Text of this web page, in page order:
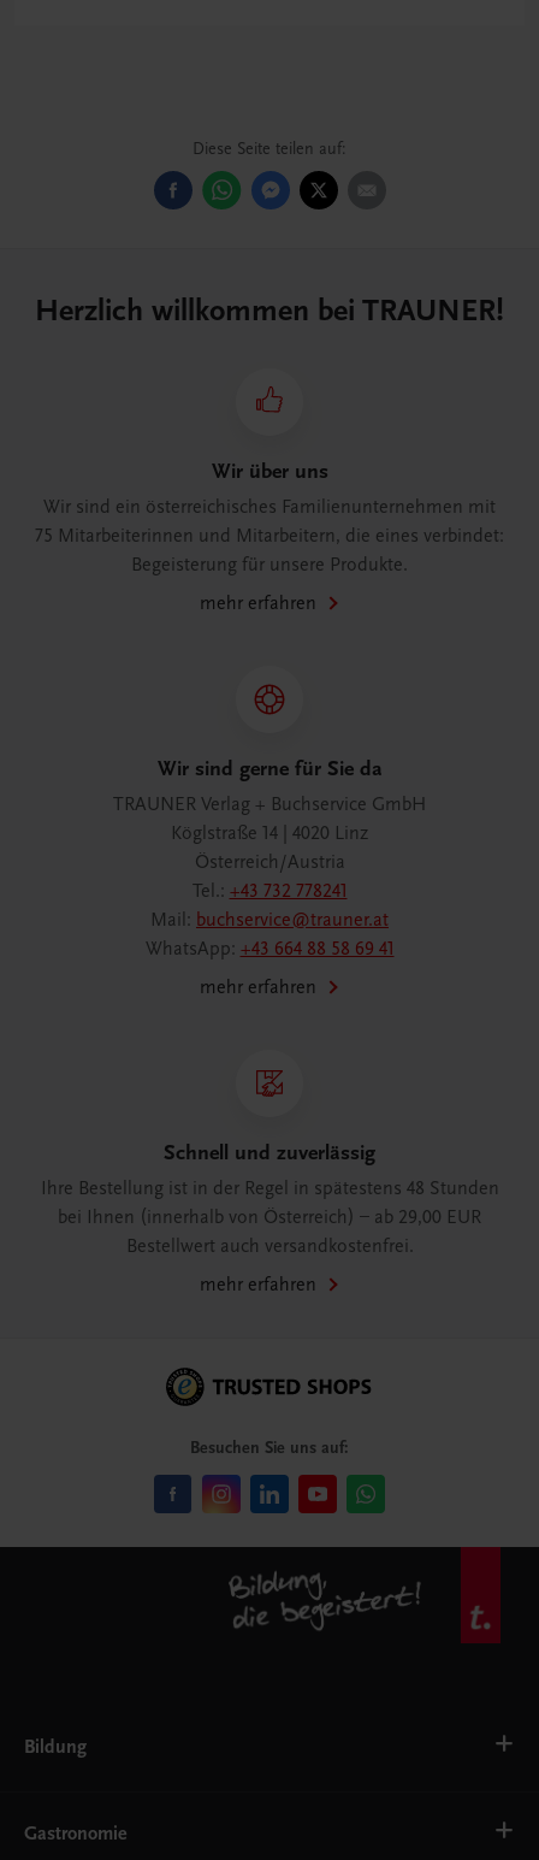
Diese Seite teilen auf:
Herzlich willkommen bei TRAUNER!
Wir über uns
Wir sind ein österreichisches Familienunternehmen mit
75 Mitarbeiterinnen und Mitarbeitern, die eines verbindet:
Begeisterung für unsere Produkte.
mehr erfahren
Wir sind gerne für Sie da
TRAUNER Verlag + Buchservice GmbH
Köglstraße 14 | 4020 Linz
Österreich/Austria
Tel.: +43 732 778241
Mail: buchservice@trauner.at
WhatsApp: +43 664 88 58 69 41
mehr erfahren
Schnell und zuverlässig
Ihre Bestellung ist in der Regel in spätestens 48 Stunden
bei Ihnen (innerhalb von Österreich) – ab 29,00 EUR
Bestellwert auch versandkostenfrei.
mehr erfahren
Besuchen Sie uns auf:
Bildung
AHS
Gastronomie